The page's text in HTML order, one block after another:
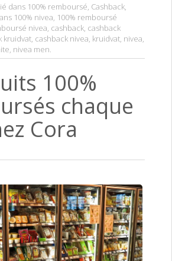
dans 100% remboursé Cashback
100% nivea 100% remboursé
nivea cashback cashback
kruidvat cashback nivea kruidvat nivea
nivea men
100%
chaque
Cora